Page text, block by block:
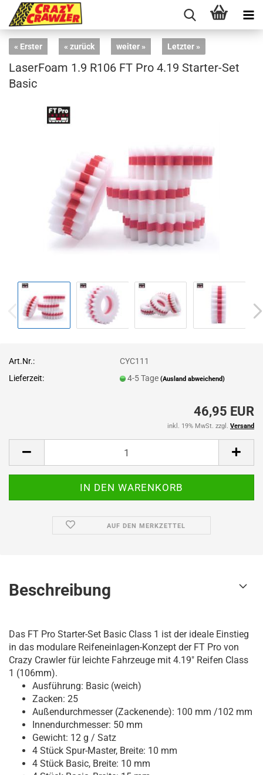
« Erster « zurück weiter » Letzter »
LaserFoam 1.9 R106 FT Pro 4.19 Starter-Set
Basic
Art.Nr.:
CYC111
Lieferzeit:
4-5 Tage(Ausland abweichend)
46,95 EUR
inkl. 19% MwSt. zzgl. Versand
AUF DEN MERKZETTEL
Beschreibung
Das FT Pro Starter-Set Basic Class 1 ist der ideale Einstieg
in das modulare Reifeneinlagen-Konzept der FT Pro von
Crazy Crawler für leichte Fahrzeuge mit 4.19" Reifen Class
1 (106mm).
Ausführung: Basic (weich)
Zacken: 25
Außendurchmesser (Zackenende): 100 mm /102 mm
Innendurchmesser: 50 mm
Gewicht: 12 g / Satz
4 Stück Spur-Master, Breite: 10 mm
4 Stück Basic, Breite: 10 mm